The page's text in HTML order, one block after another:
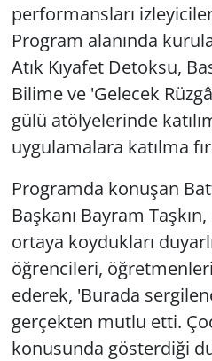
performansları
Program alanında
Atık Kıyafet Detoksu,
Bilime ve 'Gelecek
gülü atölyelerinde
uygulamalara katılma
Programda konuşan
Başkanı Bayram
ortaya koydukları
öğrencileri,
ederek, 'Burada
gerçekten mutlu etti.
konusunda gösterdiği